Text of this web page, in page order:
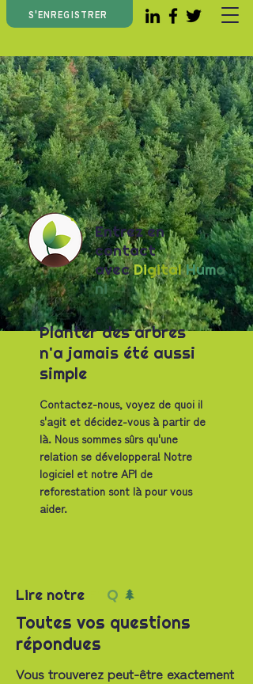
S'ENREGISTRER
Entrez en
contact
avecDigital Huma
ni
Planter des arbres
n'a jamais été aussi
simple
Contactez-nous, voyez de quoi il
s'agit et décidez-vous à partir de
là. Nous sommes sûrs qu'une
relation se développera! Notre
logiciel et notre API de
reforestation sont là pour vous
aider.
Lire notre Q 🌲
Toutes vos questions
répondues
Vous trouverez peut-être exactement